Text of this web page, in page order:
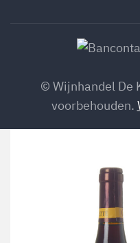
© Wijnhandel De
voorbehouden.